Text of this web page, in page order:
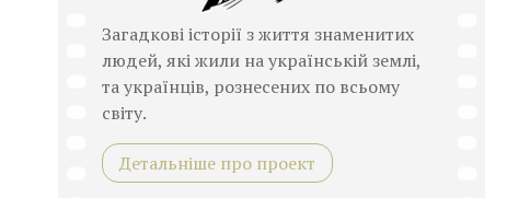
Загадкові історії з життя знаменитих
людей, які жили на українській землі,
та українців, рознесених по всьому
світу.
Детальніше про проект